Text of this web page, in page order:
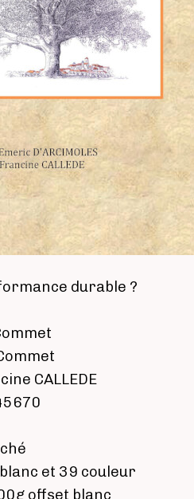
durable ?
CALLEDE
et 39 couleur
offset blanc